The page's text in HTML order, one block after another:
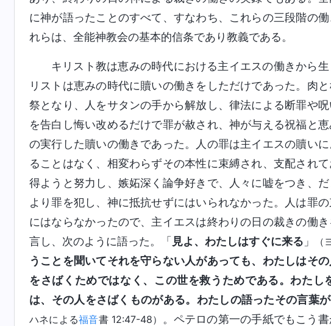
に神が語ったことのすべて、すなわち、これらの三段階の
れらは、全能神教会の基本的信条であり教義である。
キリスト教は恵みの時代における主イエスの働きから
リストは恵みの時代に贖いの働きをしただけであった。肉
祭となり、人をサタンの手から解放し、律法による断罪や
を告白し悔い改めるだけで罪が赦され、神が与える祝福と
の実行した贖いの働きであった。人の罪は主イエスの贖い
ることはなく、相変わらずその本性に束縛され、支配され
得ようと努力し、嫉妬深く論争好きで、人々に嘘をつき、
より罪を犯し、神に抵抗せずにはいられなかった。人は罪
にはならなかったので、主イエスは終わりの日の裁きの働
言し、次のように語った。「 見よ、わたしはすぐに来る 」
うことを聞いてそれを守らない人があっても、わたしはそ
をさばくためではなく、この世を救うためである。わた
は、その人をさばくものがある。わたしの語ったその言葉
ハネによる福音書 12:47-48） 。ペテロの第一の手紙でもこう書